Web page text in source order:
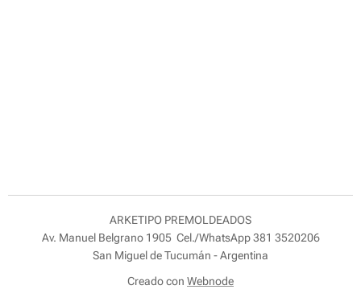
ARKETIPO PREMOLDEADOS
Av. Manuel Belgrano 1905 Cel./WhatsApp 381 3520206
San Miguel de Tucumán - Argentina
Creado con Webnode